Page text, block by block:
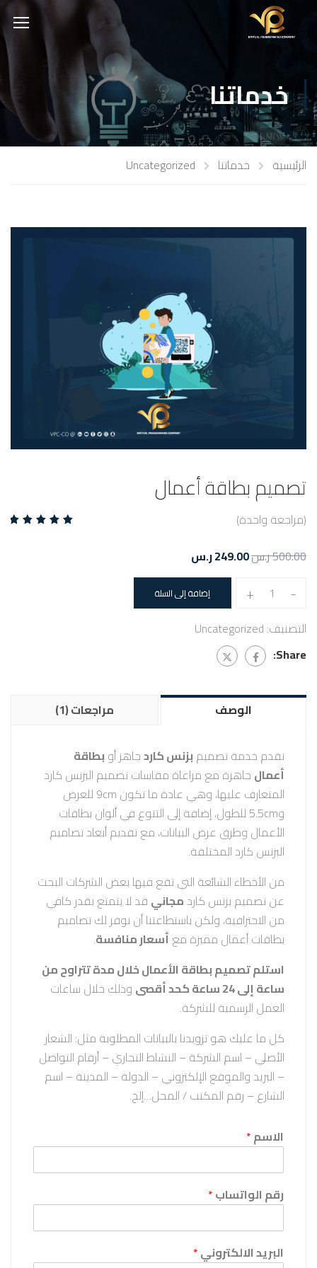
خدماتنا
الرئيسية خدماتنا Uncategorized
تصميم بطاقة أعمال
تم
(مراجعة واحدة)
500.00ر.س249.00ر.س
-
+ إضافة إلى السلة
التصنيف: Uncategorized
Share:
الوصف مراجعات (1)
نقدم خدمة تصميم بزنس كاردجاهز أو بطاقة
أعمال جاهزة مع مراعاة مقاسات تصميم البزنس كارد
المتعارف عليها، وهي عادة ما تكون 9cm للعرض
و5.5cm للطول، إضافة إلى التنوع في ألوان بطاقات
الأعمال وطرق عرض البيانات، مع تقديم أبعاد تصاميم
البزنس كارد المختلفة.
من الأخطاء الشائعة التي تقع فيها بعض الشركات البحث
عن تصميم بزنس كاردمجاني قد لا يتمتع بقدر كافي
من الاحترافية، ولكن باستطاعتنا أن نوفر لك تصاميم
بطاقات أعمال مميزة مع أسعار منافسة.
استلم تصميم بطاقة الأعمال خلال مدة تتراوح من
ساعة إلى 24 ساعة كحد أقصى
وذلك خلال ساعات
العمل الرسمية للشركة.
كل ما عليك هو تزويدنا بالبيانات المطلوبة مثل: الشعار
الأصلي – اسم الشركة – النشاط التجاري – أرقام التواصل
– البريد والموقع الإلكتروني – الدولة – المدينة – اسم
الشارع – رقم المكتب / المحل…إلخ.
الاسم*
رقم الواتساب*
البريد الالكتروني*